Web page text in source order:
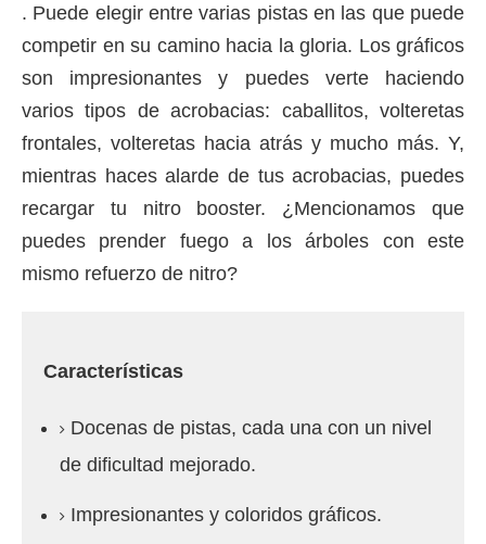
. Puede elegir entre varias pistas en las que puede
competir en su camino hacia la gloria. Los gráficos
son impresionantes y puedes verte haciendo
varios tipos de acrobacias: caballitos, volteretas
frontales, volteretas hacia atrás y mucho más. Y,
mientras haces alarde de tus acrobacias, puedes
recargar tu nitro booster. ¿Mencionamos que
puedes prender fuego a los árboles con este
mismo refuerzo de nitro?
Características
Docenas de pistas, cada una con un nivel
de dificultad mejorado.
Impresionantes y coloridos gráficos.